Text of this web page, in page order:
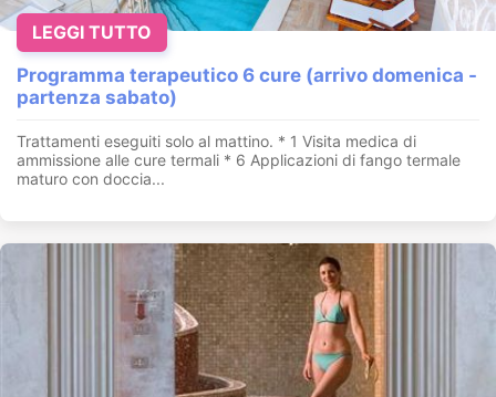
Programma terapeutico 6 cure (arrivo domenica -
partenza sabato)
Trattamenti eseguiti solo al mattino. * 1 Visita medica di
ammissione alle cure termali * 6 Applicazioni di fango termale
maturo con doccia...
LEGGI TUTTO